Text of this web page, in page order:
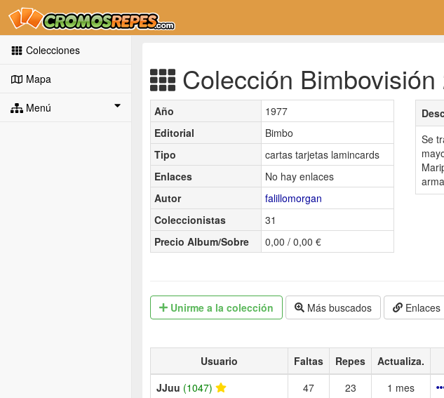
Colecciones
Mapa
Menú
Colección
Año
1977
Editorial
Bimbo
Tipo
cartas tarjetas lamincards
Enlaces
No hay enlaces
Autor
falillomorgan
Coleccionistas
31
Precio Album/Sobre
0,00 / 0,00 €
Se
Unirme a la colección Más buscados Enlaces
Usuario Faltas Repes Actualiza.
JJuu (1047) 47 23
1 mes